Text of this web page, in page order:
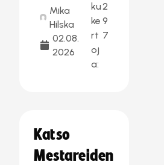
Mika
Hilska
02.08.
2026
ku
ke
rt
oj
a:
2
9
7
Katso
Mestareiden